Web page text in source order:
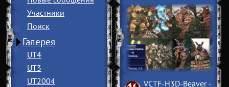
Участники
Поиск
Галерея
UT4
UT3
UT2004
VCTF-H3D-Beaver ­